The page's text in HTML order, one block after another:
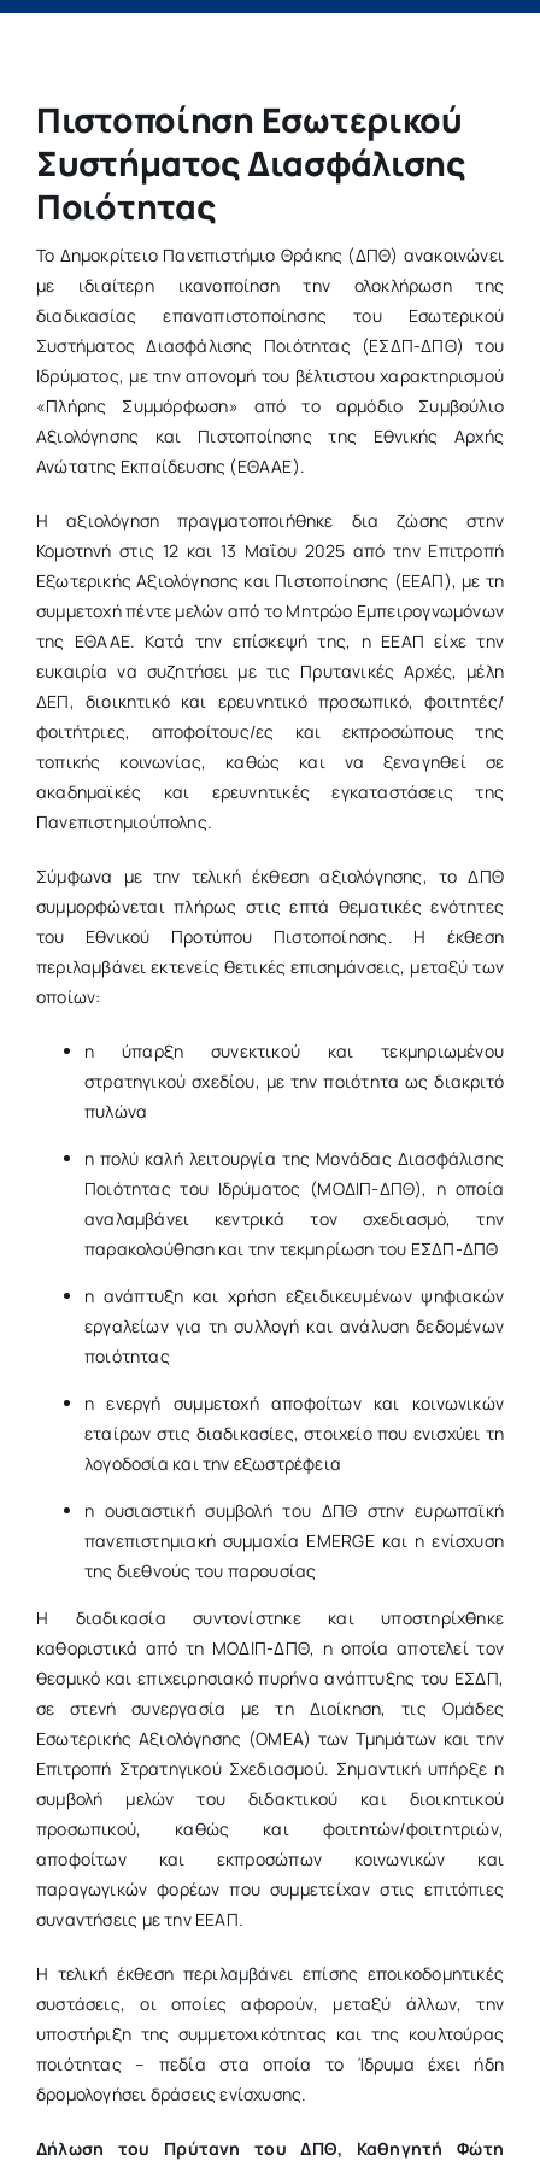
Νέα
Επιτροπές
Πιστοποίηση Εσωτερικού
Συστήματος Διασφάλισης
Ποιότητας
Το Δημοκρίτειο Πανεπιστήμιο Θράκης (ΔΠΘ) ανακοινώνει
με ιδιαίτερη ικανοποίηση την ολοκλήρωση της
διαδικασίας επαναπιστοποίησης του Εσωτερικού
Συστήματος Διασφάλισης Ποιότητας (ΕΣΔΠ-ΔΠΘ) του
Ιδρύματος, με την απονομή του βέλτιστου χαρακτηρισμού
«Πλήρης Συμμόρφωση» από το αρμόδιο Συμβούλιο
Αξιολόγησης και Πιστοποίησης της Εθνικής Αρχής
Ανώτατης Εκπαίδευσης (ΕΘΑΑΕ).
Η αξιολόγηση πραγματοποιήθηκε δια ζώσηςστην
Κομοτηνήστις 12 και 13 Μαΐου 2025 από την Επιτροπή
Εξωτερικής Αξιολόγησης και Πιστοποίησης (ΕΕΑΠ), με τη
συμμετοχή πέντε μελών από το Μητρώο Εμπειρογνωμόνων
της ΕΘΑΑΕ. Κατά την επίσκεψή της, η ΕΕΑΠ είχε την
ευκαιρία να συζητήσει με τις Πρυτανικές Αρχές, μέλη
ΔΕΠ, διοικητικό και ερευνητικό προσωπικό, φοιτητές/
φοιτήτριες, αποφοίτους/ες και εκπροσώπους της
τοπικής κοινωνίας, καθώς και να ξεναγηθεί σε
ακαδημαϊκές και ερευνητικές εγκαταστάσεις της
Πανεπιστημιούπολης.
Σύμφωνα με την τελική έκθεση αξιολόγησης, το ΔΠΘ
συμμορφώνεται πλήρως στις επτά θεματικές ενότητες
του Εθνικού Προτύπου Πιστοποίησης. Η έκθεση
περιλαμβάνει εκτενείς θετικές επισημάνσεις, μεταξύ των
οποίων:
η ύπαρξη συνεκτικού και τεκμηριωμένου
στρατηγικού σχεδίου, με την ποιότητα ως διακριτό
πυλώνα
η πολύ καλή λειτουργία της Μονάδας Διασφάλισης
Ποιότητας του Ιδρύματος (ΜΟΔΙΠ-ΔΠΘ), η οποία
αναλαμβάνει κεντρικά τον σχεδιασμό, την
παρακολούθηση και την τεκμηρίωση του ΕΣΔΠ-ΔΠΘ
η ανάπτυξη και χρήση εξειδικευμένων ψηφιακών
εργαλείων για τη συλλογή και ανάλυση δεδομένων
ποιότητας
η ενεργή συμμετοχή αποφοίτων και κοινωνικών
εταίρων στις διαδικασίες, στοιχείο που ενισχύει τη
λογοδοσία και την εξωστρέφεια
η ουσιαστική συμβολή του ΔΠΘ στην ευρωπαϊκή
πανεπιστημιακή συμμαχία EMERGE και η ενίσχυση
της διεθνούς του παρουσίας
Η διαδικασία συντονίστηκε και υποστηρίχθηκε
καθοριστικά από τη ΜΟΔΙΠ-ΔΠΘ, η οποία αποτελεί τον
θεσμικό και επιχειρησιακό πυρήναανάπτυξης του ΕΣΔΠ,
σε στενή συνεργασία με τη Διοίκηση, τις Ομάδες
Εσωτερικής Αξιολόγησης (ΟΜΕΑ)των Τμημάτων και την
Επιτροπή Στρατηγικού Σχεδιασμού. Σημαντική υπήρξε η
συμβολή μελών του διδακτικού και διοικητικού
προσωπικού, καθώς και φοιτητών/φοιτητριών,
αποφοίτων και εκπροσώπων κοινωνικών και
παραγωγικών φορέων που συμμετείχαν στις επιτόπιες
συναντήσεις με την ΕΕΑΠ.
Η τελική έκθεση περιλαμβάνει επίσης εποικοδομητικές
συστάσεις, οι οποίες αφορούν, μεταξύ άλλων, την
υποστήριξη της συμμετοχικότητας και της κουλτούρας
ποιότητας – πεδία στα οποία το Ίδρυμα έχει ήδη
δρομολογήσει δράσειςενίσχυσης.
Δήλωση του Πρύτανη του ΔΠΘ, Καθηγητή Φώτη